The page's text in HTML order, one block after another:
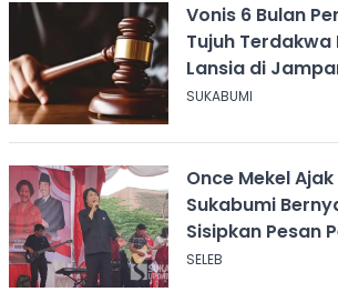
Vonis 6 Bulan
Tujuh
Lansia di
SUKABUMI
Once Mekel
Sukabumi
Sisipkan Pesan
ASI
SELEB